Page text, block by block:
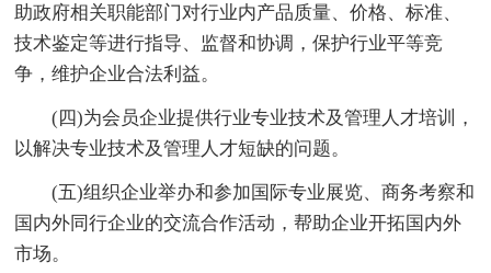
助政府相关职能部门对行业内产品质量、价格、标准、
技术鉴定等进行指导、监督和协调，保护行业平等竞
争，维护企业合法利益。
(四)为会员企业提供行业专业技术及管理人才培训，
以解决专业技术及管理人才短缺的问题。
(五)组织企业举办和参加国际专业展览、商务考察和
国内外同行企业的交流合作活动，帮助企业开拓国内外
市场。